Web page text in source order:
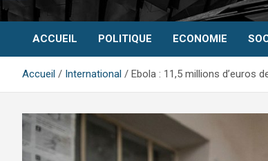
ACCUEIL POLITIQUE ECONOMIE
Accueil International Ebola : 11,5 millions d’euros